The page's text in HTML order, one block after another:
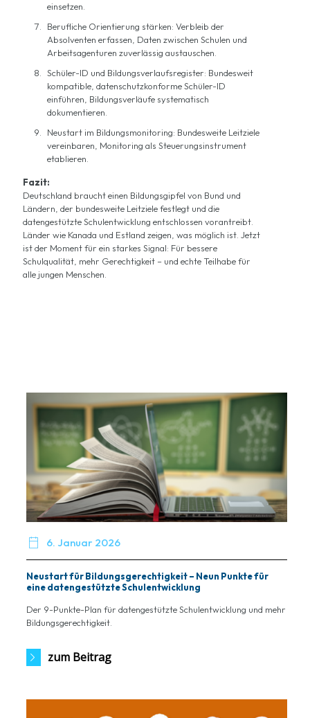
einsetzen.
Berufliche Orientierung stärken: Verbleib der
Absolventen erfassen, Daten zwischen Schulen und
Arbeitsagenturen zuverlässig austauschen.
Schüler-ID und Bildungsverlaufsregister: Bundesweit
kompatible, datenschutzkonforme Schüler-ID
einführen, Bildungsverläufe systematisch
dokumentieren.
Neustart im Bildungsmonitoring: Bundesweite Leitziele
vereinbaren, Monitoring als Steuerungsinstrument
etablieren.
Fazit:
Deutschland braucht einen Bildungsgipfel von Bund und
Ländern, der bundesweite Leitziele festlegt und die
datengestützte Schulentwicklung entschlossen vorantreibt.
Länder wie Kanada und Estland zeigen, was möglich ist. Jetzt
ist der Moment für ein starkes Signal: Für bessere
Schulqualität, mehr Gerechtigkeit – und echte Teilhabe für
alle jungen Menschen.
 6. Januar 2026
Neustart für Bildungsgerechtigkeit – Neun Punkte für
eine datengestützte Schulentwicklung
Der 9-Punkte-Plan für datengestützte Schulentwicklung und mehr
Bildungsgerechtigkeit.
zum Beitrag